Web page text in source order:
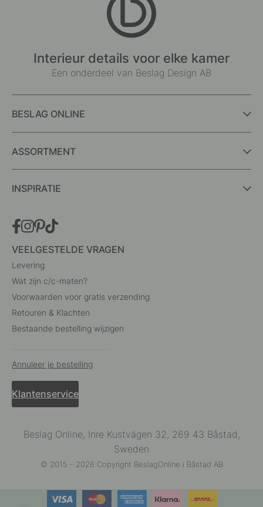
Interieur details voor elke kamer
Een onderdeel van Beslag Design AB
BESLAG ONLINE
ASSORTMENT
INSPIRATIE
VEELGESTELDE VRAGEN
Levering
Wat zijn c/c-maten?
Voorwaarden voor gratis verzending
Retouren & Klachten
Bestaande bestelling wijzigen
Annuleer je bestelling
Klantenservice
Beslag Online, Inre Kustvägen 32, 269 43 Båstad,
Sweden
© 2015 - 2026 Copyright BeslagOnline i Båstad AB